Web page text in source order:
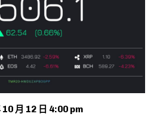
月 12 日 4:00 pm